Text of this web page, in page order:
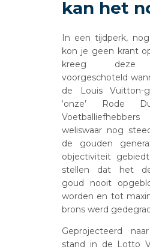
kan het
In een tijdperk,
kon je geen krant
kreeg deze
voorgeschoteld
de Louis Vuitton-
‘onze’ Rode
weliswaar nog
de gouden
objectiviteit
stellen dat het
goud nooit
worden en tot
brons werd
Geprojecteerd
stand in de Lotto